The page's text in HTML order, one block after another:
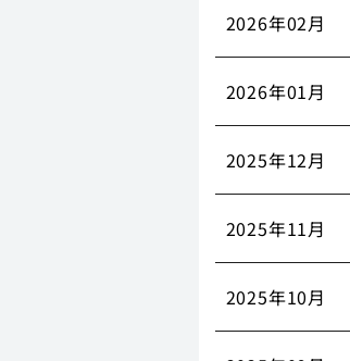
2026年02月
2026年01月
2025年12月
2025年11月
2025年10月